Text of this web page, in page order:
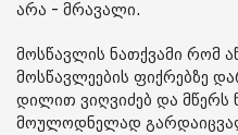
არა - მრავალი.
მოსწავლის ნათქვამი რომ
მოსწავლეების ფიქრებზე
დილით ვიღვიძებ და მწერს
მოულოდნელად